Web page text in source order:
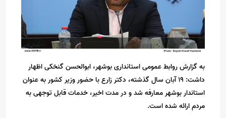
به گزارش روابط عمومی استانداری بوشهر، ابوالحسن گنخکی اظهار
داشت: ۱۹ آبان سال گذشته، دکتر زارع با حضور وزیر کشور به عنوان
استاندار بوشهر معارفه شد و‌ در مدت اخیر، خدمات قابل توجهی به
مردم ارائه شده است.